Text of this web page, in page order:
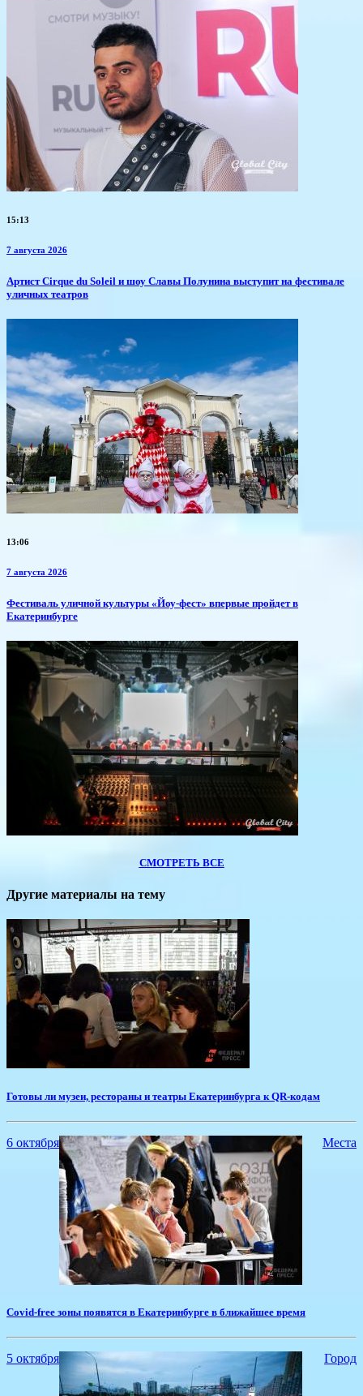
15:13
7 августа 2026
Артист Cirque du Soleil и шоу Славы Полунина выступит на фестивале
уличных театров
13:06
7 августа 2026
​Фестиваль уличной культуры «Йоу-фест» впервые пройдет в
Екатеринбурге
СМОТРЕТЬ ВСЕ
Другие материалы на тему
Готовы ли музеи, рестораны и театры Екатеринбурга к QR-кодам
6 октября Места
Covid-free зоны появятся в Екатеринбурге в ближайшее время
5 октября Город